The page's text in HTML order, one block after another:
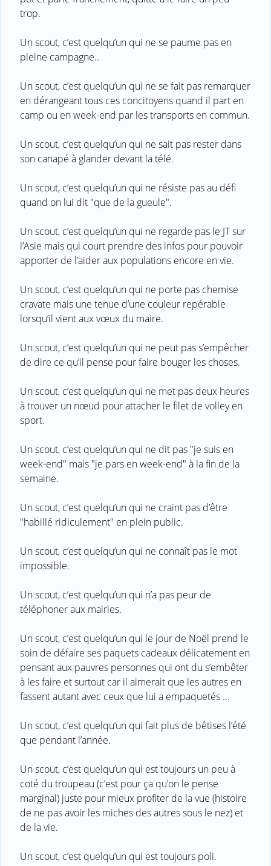
trop.
Un scout, c’est quelqu’un qui ne se paume pas en
pleine campagne..
Un scout, c’est quelqu’un qui ne se fait pas remarquer
en dérangeant tous ces concitoyens quand il part en
camp ou en week-end par les transports en commun.
Un scout, c’est quelqu’un qui ne sait pas rester dans
son canapé à glander devant la télé.
Un scout, c’est quelqu’un qui ne résiste pas au défi
quand on lui dit "que de la gueule".
Un scout, c’est quelqu’un qui ne regarde pas le JT sur
l’Asie mais qui court prendre des infos pour pouvoir
apporter de l’aider aux populations encore en vie.
Un scout, c’est quelqu’un qui ne porte pas chemise
cravate mais une tenue d’une couleur repérable
lorsqu’il vient aux vœux du maire.
Un scout, c’est quelqu’un qui ne peut pas s’empêcher
de dire ce qu’il pense pour faire bouger les choses.
Un scout, c’est quelqu’un qui ne met pas deux heures
à trouver un nœud pour attacher le filet de volley en
sport.
Un scout, c’est quelqu’un qui ne dit pas "je suis en
week-end" mais "je pars en week-end" à la fin de la
semaine.
Un scout, c’est quelqu’un qui ne craint pas d’être
"habillé ridiculement" en plein public.
Un scout, c’est quelqu’un qui ne connaît pas le mot
impossible.
Un scout, c’est quelqu’un qui n’a pas peur de
téléphoner aux mairies.
Un scout, c’est quelqu’un qui le jour de Noël prend le
soin de défaire ses paquets cadeaux délicatement en
pensant aux pauvres personnes qui ont du s’embêter
à les faire et surtout car il aimerait que les autres en
fassent autant avec ceux que lui a empaquetés ...
Un scout, c’est quelqu’un qui fait plus de bêtises l’été
que pendant l’année.
Un scout, c’est quelqu’un qui est toujours un peu à
coté du troupeau (c’est pour ça qu’on le pense
marginal) juste pour mieux profiter de la vue (histoire
de ne pas avoir les miches des autres sous le nez) et
de la vie.
Un scout, c’est quelqu’un qui est toujours poli.